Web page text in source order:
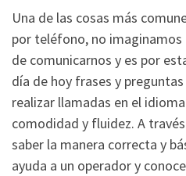
Una de las cosas más
por teléfono, no imaginamos
de comunicarnos y es por
día de hoy frases y
realizar llamadas en el
comodidad y fluidez. A
saber la manera correcta y
ayuda a un operador y